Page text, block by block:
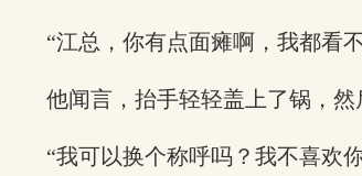
“江总，你有点面瘫啊，我都看
他闻言，抬手轻轻盖上了锅，然
“我可以换个称呼吗？我不喜欢